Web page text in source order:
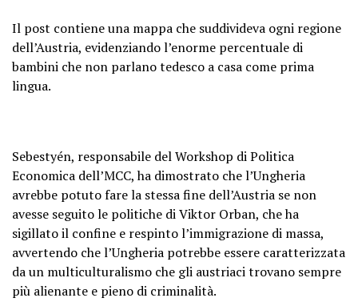
Il post contiene una mappa che suddivideva ogni regione
dell’Austria, evidenziando l’enorme percentuale di
bambini che non parlano tedesco a casa come prima
lingua.
Sebestyén, responsabile del Workshop di Politica
Economica dell’MCC, ha dimostrato che l’Ungheria
avrebbe potuto fare la stessa fine dell’Austria se non
avesse seguito le politiche di Viktor Orban, che ha
sigillato il confine e respinto l’immigrazione di massa,
avvertendo che l’Ungheria potrebbe essere caratterizzata
da un multiculturalismo che gli austriaci trovano sempre
più alienante e pieno di criminalità.